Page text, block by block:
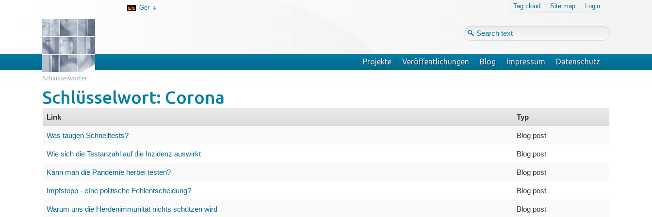
Ger ↴ Tag cloud Site map Login
Forgot your password? Login
Projekte Veröffentlichungen Blog Impressum Datenschutz
Schlüsselwörter
Schlüsselwort: Corona
Link Typ
Was taugen Schnelltests? Blog post
Wie sich die Testanzahl auf die Inzidenz auswirkt Blog post
Kann man die Pandemie herbei testen? Blog post
Impfstopp - eIne politische Fehlentscheidung? Blog post
Warum uns die Herdenimmunität nichts schützen wird Blog post